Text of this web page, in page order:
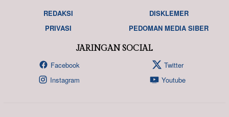
REDAKSI
DISKLEMER
PRIVASI
PEDOMAN MEDIA SIBER
JARINGAN SOCIAL
Facebook
Twitter
Instagram
Youtube